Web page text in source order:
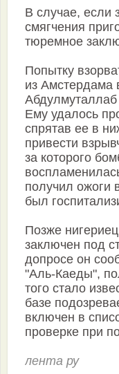
В случае, если
смягчения
тюремное
Попытку
из Амстердама
Ему удалось
спрятав ее в
привести
за которого
получил ожоги
был
Позже
заключен под
допросе он
"Аль-Каеды",
того стало
базе
включен в
проверке при
лента ру